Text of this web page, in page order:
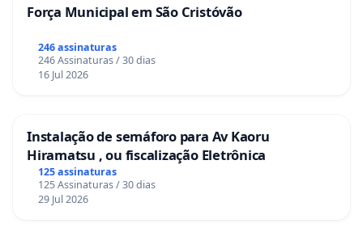
Força Municipal em São Cristóvão
246 assinaturas
246 Assinaturas / 30 dias
16 Jul 2026
Instalação de semáforo para Av Kaoru
Hiramatsu , ou fiscalização Eletrônica
125 assinaturas
125 Assinaturas / 30 dias
29 Jul 2026